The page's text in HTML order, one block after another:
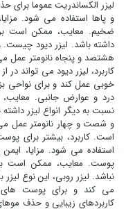
لیزر الکساندریت عموما برای
و پاها استفاده می شود.
ضخیم. معایب، ممکن است
داشته باشد. لیزر دیود
هشتصد و پنجاه نانومتر عمل
کاربرد، لیزر دیود می تواند
خوبی عمل کند و برای نواحی
درد و عوارض جانبی.
نسبت به دیگر انواع لیزر
و شصت و چهار نانومتر عمل
است. کاربرد، بیشتر برای
استفاده می شود. مزایا،
پوست. معایب، ممکن است
نباشد. لیزر روبی، این نوع
می کند و برای پوست های
کاربردهای زیبایی و حذف